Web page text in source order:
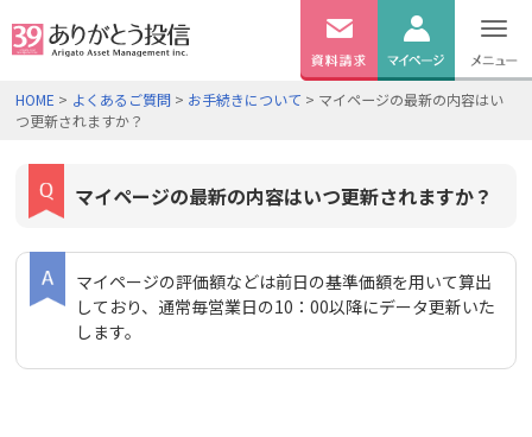
無料資料
ログイン
HOME > よくあるご質問 > お手続きについて > マイページの最新の内容はい
つ更新されますか？
マイページの最新の内容はいつ更新されますか？
マイページの評価額などは前日の基準価額を用いて算出
しており、通常毎営業日の10：00以降にデータ更新いた
します。